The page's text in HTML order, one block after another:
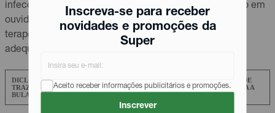
Inscreva-se para receber
novidades e promoções da
Super
Aceito receber informações publicitários e promoções.
Inscrever
infecciosos graves acompanhados de dor e inflamação em
ouvido, nariz ou garganta, respeitando os princípios
terapêuticos gerais de que a doença básica deve ser
adequadamente tratada.
DICLOFENACO POTÁSSICO 50MG É UM MEDICAMENTO. SEU USO PODE
TRAZER RISCOS. PROCURE UM MÉDICO OU UM FARMACÊUTICO. LEIA A
BULA.